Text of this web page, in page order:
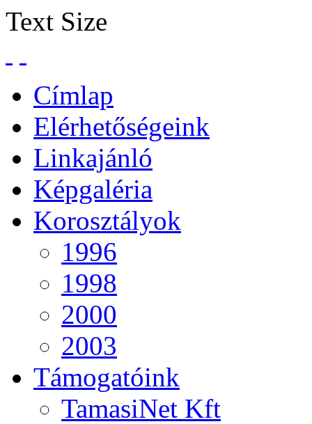
toyota ipsum 1 сентября классное руководство
Text Size
Címlap
Elérhetőségeink
Linkajánló
Képgaléria
Korosztályok
1996
1998
2000
2003
Támogatóink
TamasiNet Kft